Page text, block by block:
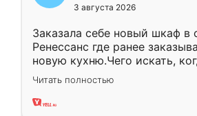
3 августа 2026
Заказала себе новый шкаф в
Ренессанс где ранее
новую кухню.Чего искать,
вполне довольна. Служит
два года, нареканий нет.
Читать полностью